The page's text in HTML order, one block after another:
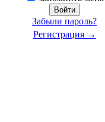
Забыли пароль?
Регистрация →